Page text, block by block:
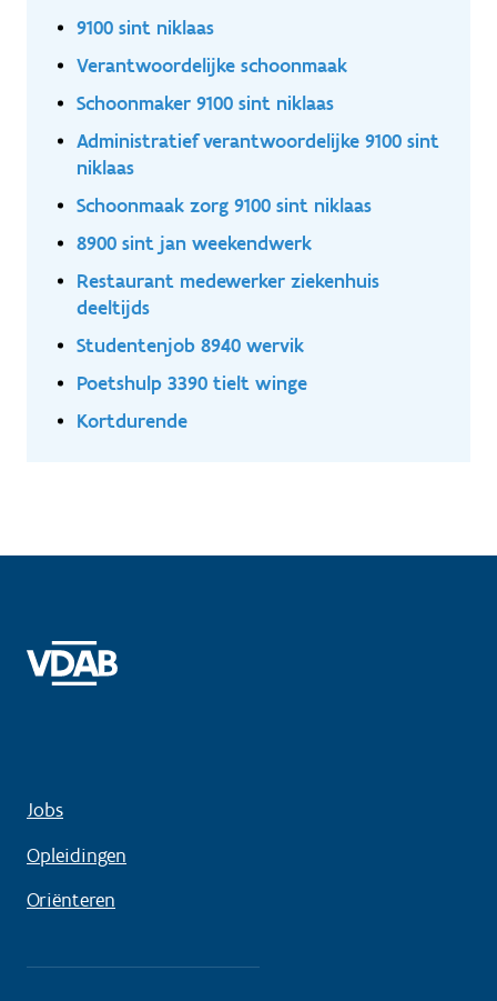
9100 sint niklaas
Verantwoordelijke schoonmaak
Schoonmaker 9100 sint niklaas
Administratief verantwoordelijke 9100 sint
niklaas
Schoonmaak zorg 9100 sint niklaas
8900 sint jan weekendwerk
Restaurant medewerker ziekenhuis
deeltijds
Studentenjob 8940 wervik
Poetshulp 3390 tielt winge
Kortdurende
Jobs
Opleidingen
Oriënteren